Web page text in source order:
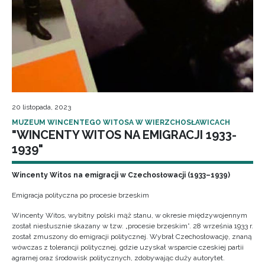
20 listopada, 2023
MUZEUM WINCENTEGO WITOSA W WIERZCHOSŁAWICACH
"WINCENTY WITOS NA EMIGRACJI 1933-
1939"
Wincenty Witos na emigracji w Czechosłowacji (1933–1939)
Emigracja polityczna po procesie brzeskim
Wincenty Witos, wybitny polski mąż stanu, w okresie międzywojennym
został niesłusznie skazany w tzw. „procesie brzeskim”. 28 września 1933 r.
został zmuszony do emigracji politycznej. Wybrał Czechosłowację, znaną
wówczas z tolerancji politycznej, gdzie uzyskał wsparcie czeskiej partii
agrarnej oraz środowisk politycznych, zdobywając duży autorytet.